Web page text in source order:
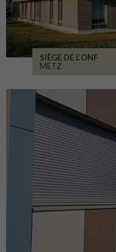
SIÈGE DE L’ONF
METZ